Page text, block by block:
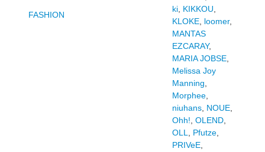
FASHION
ki, KIKKOU
KLOKE, loomer,
MANTAS
EZCARAY,
MARIA JOBSE,
Melissa Joy
Manning
Morphee,
niuhans, NOUE,
Ohh! OLEND,
OLL
Pfutze,
PRIVeE,